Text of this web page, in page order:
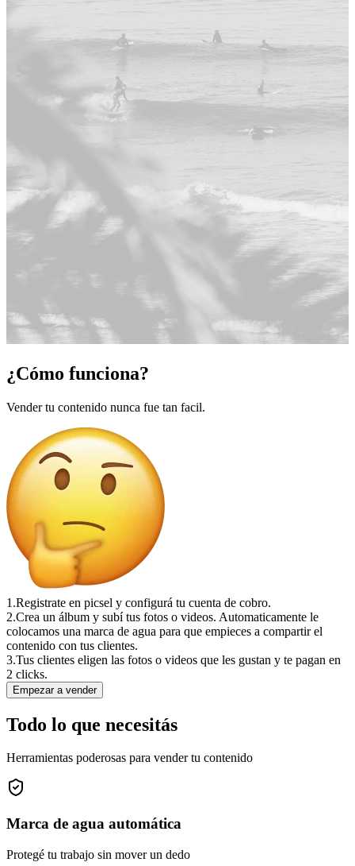
¿Cómo funciona?
Vender tu contenido nunca fue tan facil.
1.Registrate en picsel y configurá tu cuenta de cobro.
2.Crea un álbum y subí tus fotos o videos. Automaticamente le
colocamos una marca de agua para que empieces a compartir el
contenido con tus clientes.
3.Tus clientes eligen las fotos o videos que les gustan y te pagan en
2 clicks.
Empezar a vender
Todo lo que necesitás
Herramientas poderosas para vender tu contenido
Marca de agua automática
Protegé tu trabajo sin mover un dedo